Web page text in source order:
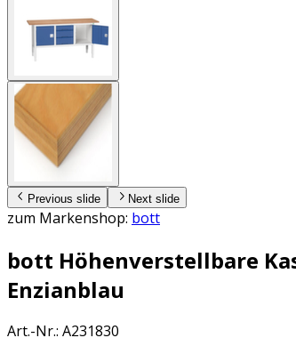
Previous slide Next slide
zum Markenshop: bott
bott Höhenverstellbare
Enzianblau
Art.-Nr.: A231830